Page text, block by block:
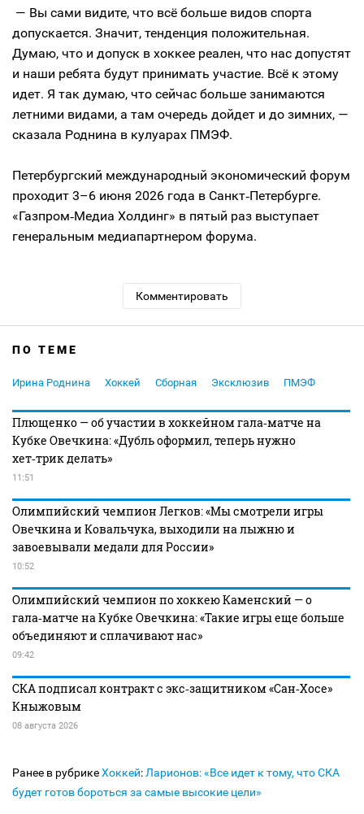
— Вы сами видите, что всё больше видов спорта
допускается. Значит, тенденция положительная.
Думаю, что и допуск в хоккее реален, что нас допустят
и наши ребята будут принимать участие. Всё к этому
идет. Я так думаю, что сейчас больше занимаются
летними видами, а там очередь дойдет и до зимних, —
сказала Роднина в кулуарах ПМЭФ.
Петербургский международный экономический форум
проходит 3–6 июня 2026 года в Санкт‑Петербурге.
«Газпром‑Медиа Холдинг» в пятый раз выступает
генеральным медиапартнером форума.
Комментировать
ПО ТЕМЕ
Ирина Роднина Хоккей Сборная Эксклюзив ПМЭФ
Плющенко — об участии в хоккейном гала‑матче на
Кубке Овечкина: «Дубль оформил, теперь нужно
хет‑трик делать»
11:51
Олимпийский чемпион Легков: «Мы смотрели игры
Овечкина и Ковальчука, выходили на лыжню и
завоевывали медали для России»
10:52
Олимпийский чемпион по хоккею Каменский — о
гала‑матче на Кубке Овечкина: «Такие игры еще больше
объединяют и сплачивают нас»
09:42
СКА подписал контракт с экс‑защитником «Сан‑Хосе»
Кныжовым
08 августа 2026
Ранее в рубрикеХоккей: Ларионов: «Все идет к тому, что СКА
будет готов бороться за самые высокие цели»